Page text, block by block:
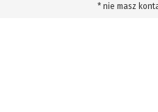
* nie masz